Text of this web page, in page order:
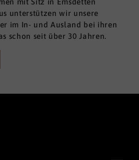
unterstützen wir unsere
im In- und Ausland bei ihren
schon seit über 30 Jahren.